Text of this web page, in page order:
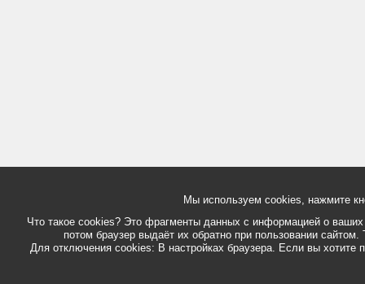
Мы используем cookies, нажмите
Что такое cookies? Это фрагменты данных с информацией о
потом браузер выдаёт их обратно при пользовании
Для отключения cookies: В настройках браузера. Если вы хотите